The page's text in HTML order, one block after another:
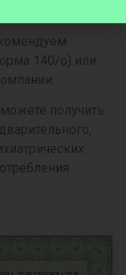
140/о) или
получить